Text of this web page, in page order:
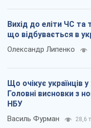
Вихід до еліти ЧС та
що відбувається в
Олександр Липенко
Що очікує українців
Головні висновки з
НБУ
Василь Фурман 28,6 т.